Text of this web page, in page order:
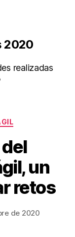
2020
realizadas
un
retos
de 2020